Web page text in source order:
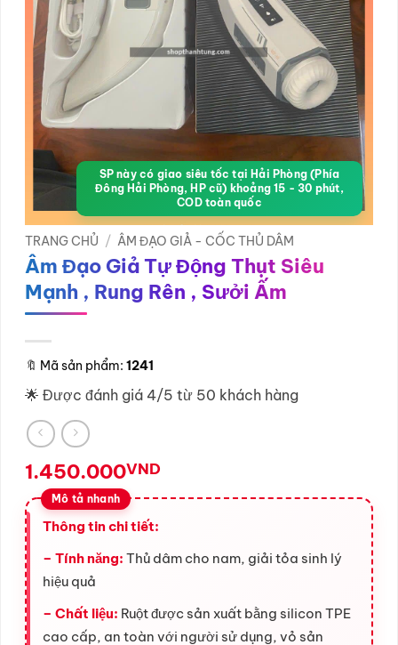
SP này có giao siêu tốc tại Hải Phòng (Phía
Đông Hải Phòng, HP cũ) khoảng 15 - 30 phút,
COD toàn quốc
TRANG CHỦ / ÂM ĐẠO GIẢ - CỐC THỦ DÂM
Âm Đạo Giả Tự Động Thụt Siêu
Mạnh , Rung Rên , Sưởi Ấm
🔖 Mã sản phẩm: 1241
🌟 Được đánh giá 4/5 từ 50 khách hàng
1.450.000VND
Thông tin chi tiết:
– Tính năng: Thủ dâm cho nam, giải tỏa sinh lý
hiệu quả
– Chất liệu: Ruột được sản xuất bằng silicon TPE
cao cấp, an toàn với người sử dụng, vỏ sản